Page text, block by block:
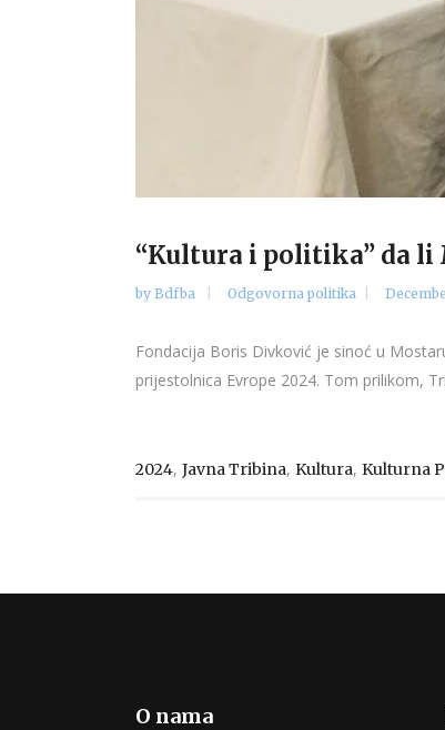
“Kultura i politika” da
by Bdfba Odgovorna politika
Fondacija Boris Divković je sinoć u
prijestolnica Evrope 2024. Tom prilikom,
2024, Javna Tribina, Kultura, Kulturna
O nama